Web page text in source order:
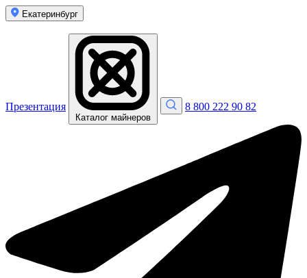
Екатеринбург
Презентация
Каталог майнеров
8 800 222 90 82